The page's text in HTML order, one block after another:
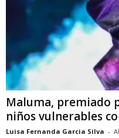
Maluma, premiado
niños vulnerables
Luisa Fernanda Garcia Silva -